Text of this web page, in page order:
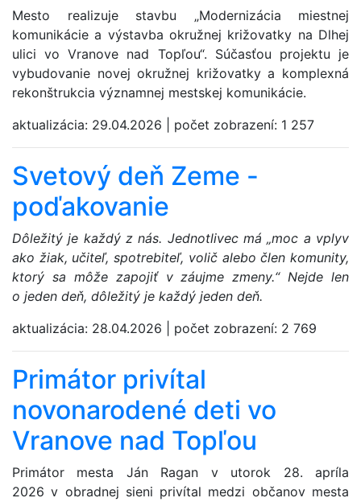
Mesto realizuje stavbu „Modernizácia miestnej
komunikácie a výstavba okružnej križovatky na Dlhej
ulici vo Vranove nad Topľou“. Súčasťou projektu je
vybudovanie novej okružnej križovatky a komplexná
rekonštrukcia významnej mestskej komunikácie.
aktualizácia: 29.04.2026 počet zobrazení: 1 257
Svetový deň Zeme -
poďakovanie
Dôležitý je každý z nás. Jednotlivec má „moc a vplyv
ako žiak, učiteľ, spotrebiteľ, volič alebo člen komunity,
ktorý sa môže zapojiť v záujme zmeny.“ Nejde len
o jeden deň, dôležitý je každý jeden deň.
aktualizácia: 28.04.2026 počet zobrazení: 2 769
Primátor privítal
novonarodené deti vo
Vranove nad Topľou
Primátor mesta Ján Ragan v utorok 28. apríla
2026 v obradnej sieni privítal medzi občanov mesta